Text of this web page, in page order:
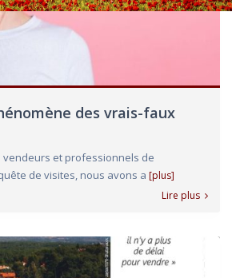
des vrais-faux
vendeurs et professionnels de
de visites, nous avons a [plus]
Lire plus